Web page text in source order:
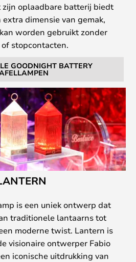
zijn oplaadbare batterij biedt
extra dimensie van gemak,
worden gebruikt zonder
stopcontacten.
GOODNIGHT BATTERY
is een uniek ontwerp dat
traditionele lantaarns tot
moderne twist. Lantern is
visionaire ontwerper Fabio
iconische uitdrukking van